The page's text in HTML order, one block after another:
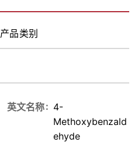
产品类别
英文名称
4-
Methoxybenzald
ehyde